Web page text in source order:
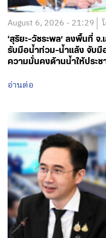
August 6, 2026 - 21:29
‘สุริยะ-วัชระพล’ ลงพื้นที่
รับมือน้ำท่วม-น้ำแล้ง จับมื
ความมั่นคงด้านน้ำให้ประช
อ่านต่อ